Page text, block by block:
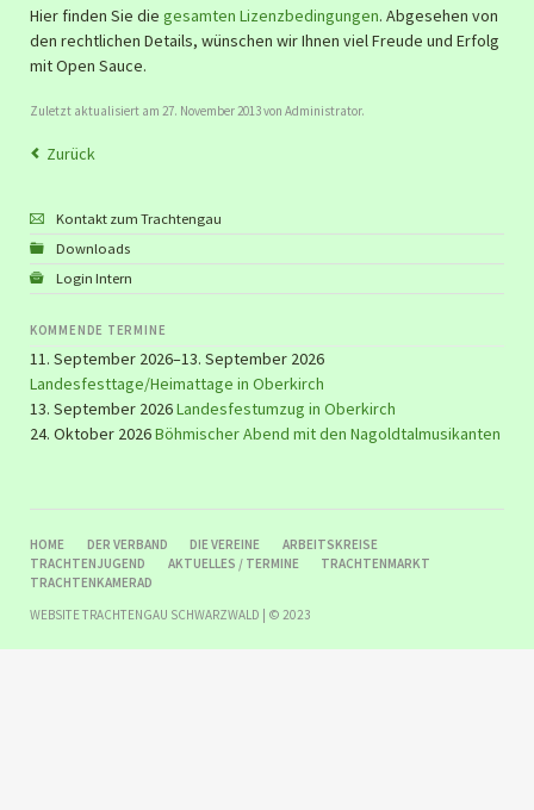
Hier finden Sie die gesamten Lizenzbedingungen. Abgesehen von
den rechtlichen Details, wünschen wir Ihnen viel Freude und Erfolg
mit Open Sauce.
Zuletzt aktualisiert am 27. November 2013 von Administrator.
Zurück
Kontakt zum Trachtengau
Downloads
Login Intern
KOMMENDE TERMINE
11. September 2026–13. September 2026
Landesfesttage/Heimattage in Oberkirch
13. September 2026Landesfestumzug in Oberkirch
24. Oktober 2026Böhmischer Abend mit den Nagoldtalmusikanten
NAVIGATION
ÜBERSPRINGEN
HOME DER VERBAND DIE VEREINE
ARBEITSKREISE
TRACHTENJUGEND
AKTUELLES / TERMINE
TRACHTENMARKT
TRACHTENKAMERAD
WEBSITE TRACHTENGAU SCHWARZWALD | © 2023